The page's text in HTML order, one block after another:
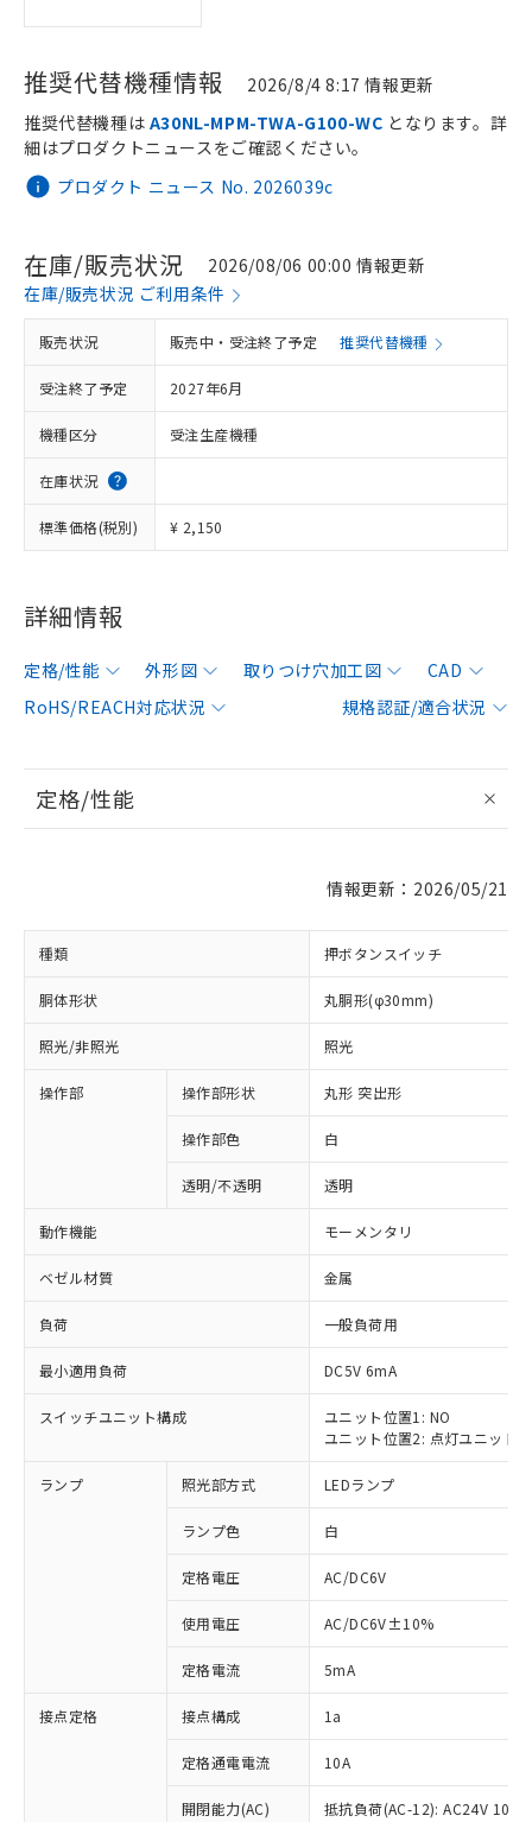
推奨代替機種情報 2026/8/4 8:17 情報更新
プロダクト ニュース No. 2026039c
推奨代替機種は A30NL-MPM-TWA-G100-WC となります。詳
細はプロダクトニュースをご確認ください。
在庫/販売状況
2026/08/06 00:00 情報更新
在庫/販売状況 ご利用条件
販売状況 販売中・受注終了予定 推奨代替機種
受注終了予定 2027年6月
機種区分 受注生産機種
在庫状況
標準価格(税別) ¥ 2,150
詳細情報
定格/性能 外形図 取りつけ穴加工図
CAD
RoHS/REACH対応状況
規格認証/適合状況
定格/性能
情報更新：2026/05/21
種類 押ボタンスイッチ
胴体形状 丸胴形(φ30mm)
照光/非照光 照光
操作部 操作部形状 丸形 突出形
操作部色 白
透明/不透明 透明
動作機能 モーメンタリ
ベゼル材質 金属
負荷 一般負荷用
最小適用負荷 DC5V 6mA
スイッチユニット構成
ユニット位置1: NO
ユニット位置2: 点灯ユニット
ランプ 照光部方式 LEDランプ
ランプ色 白
定格電圧 AC/DC6V
使用電圧 AC/DC6V±10%
定格電流 5mA
接点定格 接点構成 1a
定格通電電流 10A
開閉能力(AC)
抵抗負荷(AC-12): AC24V 10A/
ご利用条件
以下の条件をお読みいただき、同意のうえ
ご利用ください。
本サービスは、当社制御機器事業取扱
商品の当社在庫状況および標準価格
(税抜)を提供させていただくもので
当社制御機器事業取扱商品の中には、
※1 対応状況
対応済み：EU RoHS指令（10物質）の
非含有に対応した製品が提供可能な商品で
対応予定：EU RoHS指令（10物質）の非含
有に対応した製品に切り替える予定のある
対応予定なし：EU RoHS指令（10物質）の
非含有に非対応の商品で、対応品を出す予
定はありません。
調査・確認中：EU RoHS指令（10物質）の
非含有の対応状況を調査中または確認中の
非該当品：ライセンス料など無形物で、有
害物質有無と関係のない商品です。
※1 中国RoHS○×表
「○」：最大均質材料含有率が中国RoHSの
基準値以下であることを示します。